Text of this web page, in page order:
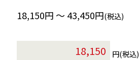
18,150円 ～ 43,450円(税込)
円(税込)